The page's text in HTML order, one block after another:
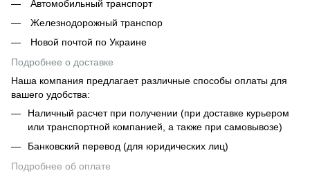
Автомобильный транспорт
Железнодорожный транспор
Новой почтой по Украине
Подробнее о доставке
Наша компания предлагает различные способы оплаты для
вашего удобства:
Наличный расчет при получении (при доставке курьером
или транспортной компанией, а также при самовывозе)
Банковский перевод (для юридических лиц)
Подробнее об оплате